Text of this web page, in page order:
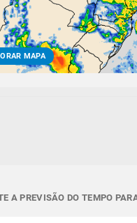
MAPA
A PREVISÃO DO TEMPO